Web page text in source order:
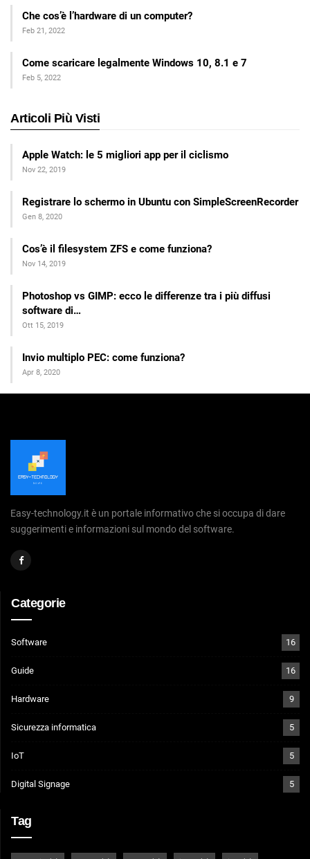
Che cos’è l’hardware di un computer?
Feb 21, 2022
Come scaricare legalmente Windows 10, 8.1 e 7
Feb 5, 2022
Articoli Più Visti
Apple Watch: le 5 migliori app per il ciclismo
Nov 22, 2019
Registrare lo schermo in Ubuntu con SimpleScreenRecorder
Gen 8, 2020
Cos’è il filesystem ZFS e come funziona?
Nov 14, 2019
Photoshop vs GIMP: ecco le differenze tra i più diffusi
software di…
Ott 15, 2019
Invio multiplo PEC: come funziona?
Apr 8, 2020
Easy-technology.it è un portale informativo che si occupa di dare
suggerimenti e informazioni sul mondo del software.
Categorie
Software 16
Guide 16
Hardware 9
Sicurezza informatica 5
IoT 5
Digital Signage 5
Tag